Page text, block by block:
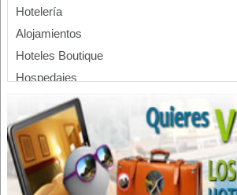
Hotelería
Alojamientos
Hoteles Boutique
Hospedajes
Convenciones
Centro de Convenciones
Restaurantes
Restaurantes: Comida Internacional